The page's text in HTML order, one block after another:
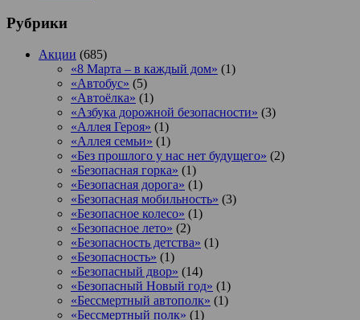
Рубрики
Акции (685)
«8 Марта – в каждый дом» (1)
«Автобус» (5)
«Автоёлка» (1)
«Азбука дорожной безопасности» (3)
«Аллея Героя» (1)
«Аллея семьи» (1)
«Без прошлого у нас нет будущего» (2)
«Безопасная горка» (1)
«Безопасная дорога» (1)
«Безопасная мобильность» (3)
«Безопасное колесо» (1)
«Безопасное лето» (2)
«Безопасность детства» (1)
«Безопасность» (1)
«Безопасный двор» (14)
«Безопасный Новый год» (1)
«Бессмертный автополк» (1)
«Бессмертный полк» (1)